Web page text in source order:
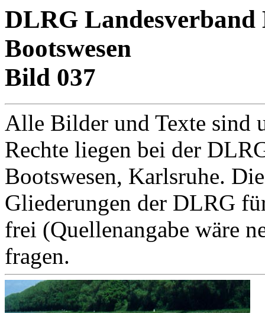
DLRG Landesverband
Bootswesen
Bild 037
Alle Bilder und Texte sind
Rechte liegen bei der
Bootswesen, Karlsruhe.
Gliederungen der DLRG
frei (Quellenangabe wäre
fragen.